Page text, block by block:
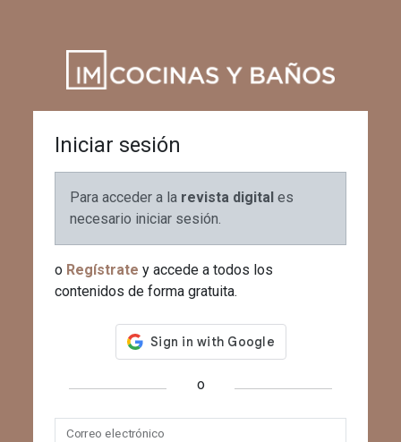
Iniciar sesión
Para acceder a la revista digital es
necesario iniciar sesión.
o Regístrate y accede a todos los
contenidos de forma gratuita.
o
Correo electrónico